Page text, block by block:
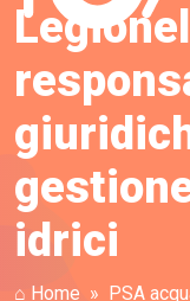
idrici
⌂ Home PSA